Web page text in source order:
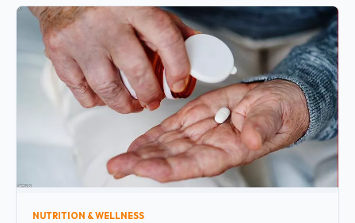
NUTRITION & WELLNESS